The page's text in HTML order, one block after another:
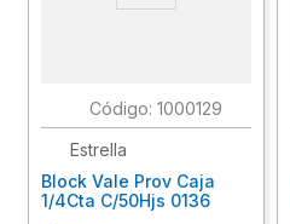
: 1000129
Estrella
Block Vale Prov Caja
1/4Cta C/50Hjs 0136